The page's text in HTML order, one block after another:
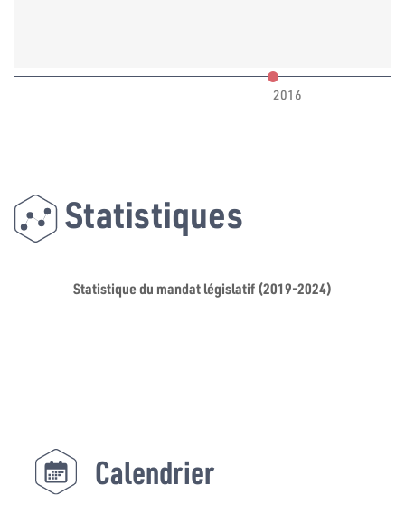
2016
Statistiques
Statistique du mandat législatif (2019-2024)
Calendrier